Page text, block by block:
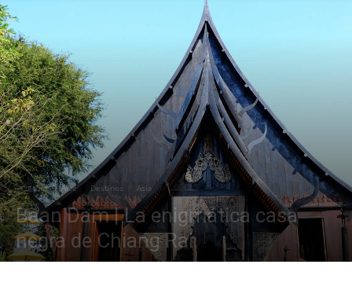
Cultura Arte Destinos Asia
Baan Dam | La enigmática casa
negra de Chiang Rai